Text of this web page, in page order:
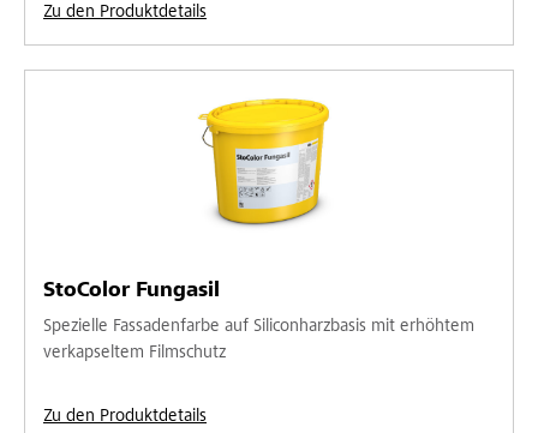
Zu den Produktdetails
StoColor Fungasil
Spezielle Fassadenfarbe auf Siliconharzbasis mit erhöhtem
verkapseltem Filmschutz
Zu den Produktdetails